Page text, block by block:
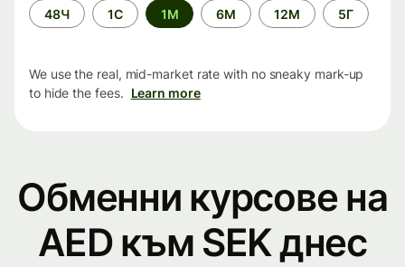
Time
period
48Ч 1С 1М 6М 12М 5Г
We use the real, mid-market rate with no sneaky mark-up
to hide the fees. Learn more
Обменни курсове на
AED към SEK днес